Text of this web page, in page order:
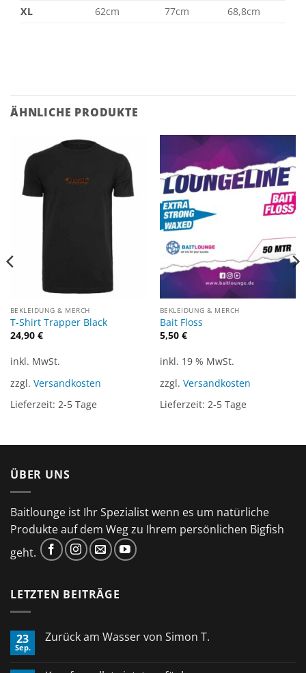
XL
62cm 77cm 68,8cm
ÄHNLICHE PRODUKTE
BEKLEIDUNG & MERCH
T-Shirt Trapper Black
24,90 €
inkl. MwSt.
zzgl. Versandkosten
Lieferzeit: 2-5 Tage
BEKLEIDUNG & MERCH
Bait Floss
5,50 €
inkl. 19 % MwSt.
zzgl. Versandkosten
Lieferzeit: 2-5 Tage
ÜBER UNS
Baitlounge ist Ihr Spezialist wenn es um natürliche
Produkte auf dem Weg zu Ihrem persönlichen Bigfish
geht.
LETZTEN BEITRÄGE
23
Sep.
Zurück am Wasser von Simon T.